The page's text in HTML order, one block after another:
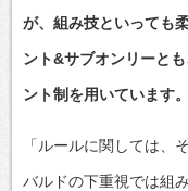
が、組み技といっても
ント&サブオンリーと
ント制を用いています。
「ルールに関しては、
バルドの下重視では組